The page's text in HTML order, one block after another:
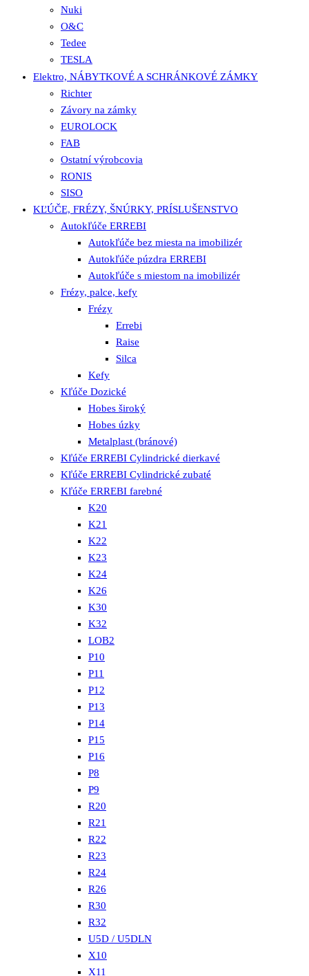
Nuki
O&C
Tedee
TESLA
Elektro, NÁBYTKOVÉ A SCHRÁNKOVÉ ZÁMKY
Richter
Závory na zámky
EUROLOCK
FAB
Ostatní výrobcovia
RONIS
SISO
KĽÚČE, FRÉZY, ŠNÚRKY, PRÍSLUŠENSTVO
Autokľúče ERREBI
Autokľúče bez miesta na imobilizér
Autokľúče púzdra ERREBI
Autokľúče s miestom na imobilizér
Frézy, palce, kefy
Frézy
Errebi
Raise
Silca
Kefy
Kľúče Dozické
Hobes široký
Hobes úzky
Metalplast (bránové)
Kľúče ERREBI Cylindrické dierkavé
Kľúče ERREBI Cylindrické zubaté
Kľúče ERREBI farebné
K20
K21
K22
K23
K24
K26
K30
K32
LOB2
P10
P11
P12
P13
P14
P15
P16
P8
P9
R20
R21
R22
R23
R24
R26
R30
R32
U5D / U5DLN
X10
X11